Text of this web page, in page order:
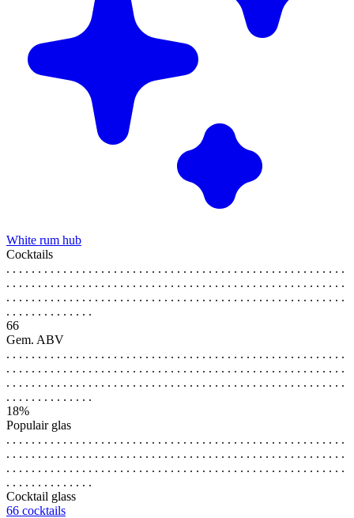
White rum hub
Cocktails
. . . . . . . . . . . . . . . . . . . . . . . . . . . . . . . . . . . . . . . . . . . . . . . . . . . . . .
. . . . . . . . . . . . . . . . . . . . . . . . . . . . . . . . . . . . . . . . . . . . . . . . . . . . . .
. . . . . . . . . . . . . . . . . . . . . . . . . . . . . . . . . . . . . . . . . . . . . . . . . . . . . .
. . . . . . . . . . . . . .
66
Gem. ABV
. . . . . . . . . . . . . . . . . . . . . . . . . . . . . . . . . . . . . . . . . . . . . . . . . . . . . .
. . . . . . . . . . . . . . . . . . . . . . . . . . . . . . . . . . . . . . . . . . . . . . . . . . . . . .
. . . . . . . . . . . . . . . . . . . . . . . . . . . . . . . . . . . . . . . . . . . . . . . . . . . . . .
. . . . . . . . . . . . . .
18%
Populair glas
. . . . . . . . . . . . . . . . . . . . . . . . . . . . . . . . . . . . . . . . . . . . . . . . . . . . . .
. . . . . . . . . . . . . . . . . . . . . . . . . . . . . . . . . . . . . . . . . . . . . . . . . . . . . .
. . . . . . . . . . . . . . . . . . . . . . . . . . . . . . . . . . . . . . . . . . . . . . . . . . . . . .
. . . . . . . . . . . . . .
Cocktail glass
66 cocktails